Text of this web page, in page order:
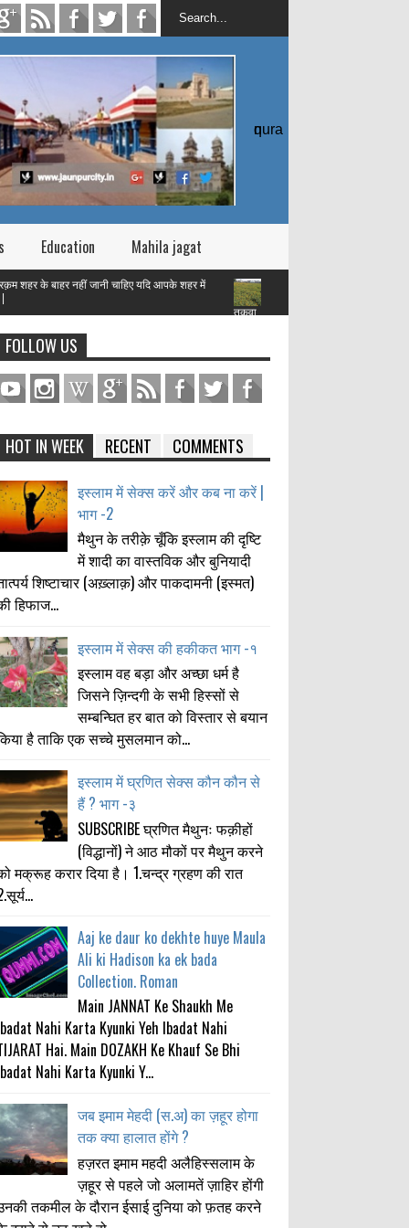
quran
Education Mahila jagat
नहीं जानी चाहिए यदि आपके शहर में
तक़वा
FOLLOW US
HOT IN WEEK RECENT COMMENTS
इस्लाम में सेक्स करें और कब ना करें |
भाग -2
मैथुन के तरीक़े चूँकि इस्लाम की दृष्टि
में शादी का वास्तविक और बुनियादी
शिष्टाचार (अख़्लाक़) और पाकदामनी (इस्मत)
हिफाज...
इस्लाम में सेक्स की हकीकत भाग -१
इस्लाम वह बड़ा और अच्छा धर्म है
जिसने ज़िन्दगी के सभी हिस्सों से
सम्बन्घित हर बात को विस्तार से बयान
है ताकि एक सच्चे मुसलमान को...
इस्लाम में घ्रणित सेक्स कौन कौन से
हैं ? भाग -३
SUBSCRIBE घ्रणित मैथुनः फक़ीहों
(विद्धानों) ने आठ मौकों पर मैथुन करने
मक्रूह करार दिया है। 1.चन्द्र ग्रहण की रात
Aaj ke daur ko dekhte huye Maula
Ali ki Hadison ka ek bada
Collection. Roman
Main JANNAT Ke Shaukh Me
Nahi Karta Kyunki Yeh Ibadat Nahi
Hai. Main DOZAKH Ke Khauf Se Bhi
Nahi Karta Kyunki Y...
जब इमाम मेहदी (स.अ) का ज़हूर होगा
तक क्या हालात होंगे ?
हज़रत इमाम महदी अलैहिस्सलाम के
ज़हूर से पहले जो अलामतें ज़ाहिर होंगी
तकमील के दौरान ईसाई दुनिया को फ़तह करने